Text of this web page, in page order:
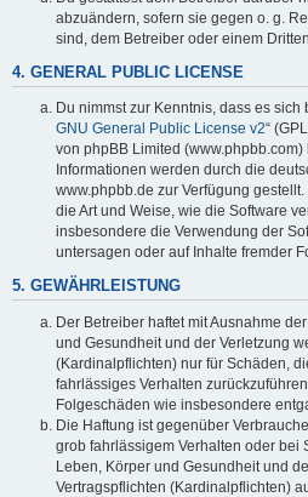
abzuändern, sofern sie gegen o. g.
sind, dem Betreiber oder einem
4. GENERAL PUBLIC LICENSE
Du nimmst zur Kenntnis, dass es sich
GNU General Public License v2“
von phpBB Limited
Informationen werden durch die
www.phpbb.de zur Verfügung
die Art und Weise, wie die Software
insbesondere die Verwendung der
untersagen oder auf Inhalte fremder
5. GEWÄHRLEISTUNG
Der Betreiber haftet mit Ausnahme
und Gesundheit und der Verletzung
(Kardinalpflichten) nur für Schäden,
fahrlässiges Verhalten
Folgeschäden wie insbesondere
Die Haftung ist gegenüber
grob fahrlässigem Verhalten oder bei
Leben, Körper und Gesundheit und
Vertragspflichten (Kardinalpflichten)